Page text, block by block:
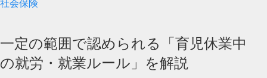
社会保険
一定の範囲で認められる「育児休業中
の就労・就業ルール」を解説